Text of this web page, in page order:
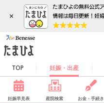
×
TOP 妊娠・出産
妊娠早見表 産院検索 お金・手続き